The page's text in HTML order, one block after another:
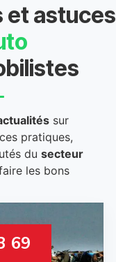
et astuces
sur
pratiques,
dusecteur
les bons
69